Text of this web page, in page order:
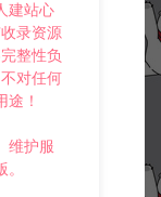
建站心
录资源
整性负
对任何
途！
维护服